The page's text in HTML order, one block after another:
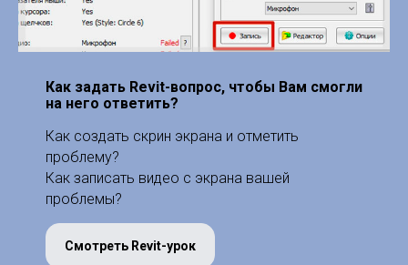
Как задать Revit-вопрос, чтобы Вам смогли
на него ответить?
Как создать скрин экрана и отметить
проблему?
Как записать видео с экрана вашей
проблемы?
Смотреть Revit-урок